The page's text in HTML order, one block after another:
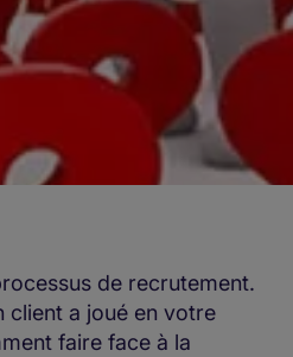
de recrutement.
client a joué en votre
faire face à la